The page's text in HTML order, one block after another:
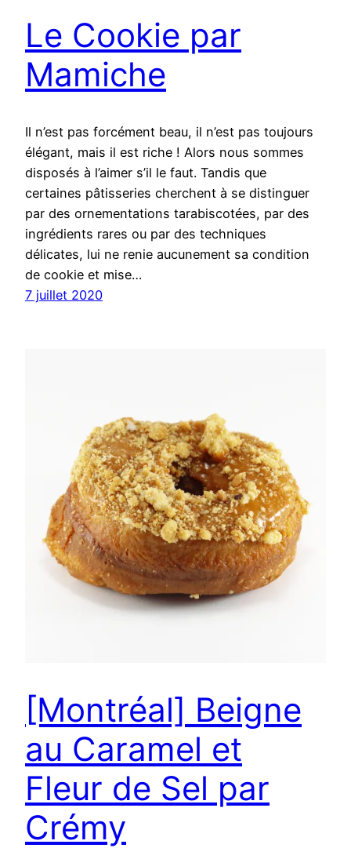
Le Cookie par
Mamiche
Il n’est pas forcément beau, il n’est pas toujours
élégant, mais il est riche ! Alors nous sommes
disposés à l’aimer s’il le faut. Tandis que
certaines pâtisseries cherchent à se distinguer
par des ornementations tarabiscotées, par des
ingrédients rares ou par des techniques
délicates, lui ne renie aucunement sa condition
de cookie et mise…
7 juillet 2020
[Montréal] Beigne
au Caramel et
Fleur de Sel par
Crémy